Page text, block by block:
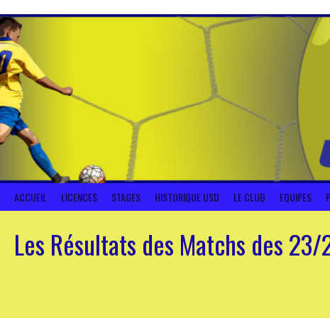
au
contenu
ACCUEIL LICENCES STAGES HISTORIQUE USD LE CLUB EQUIPES
Les Résultats des Matchs des